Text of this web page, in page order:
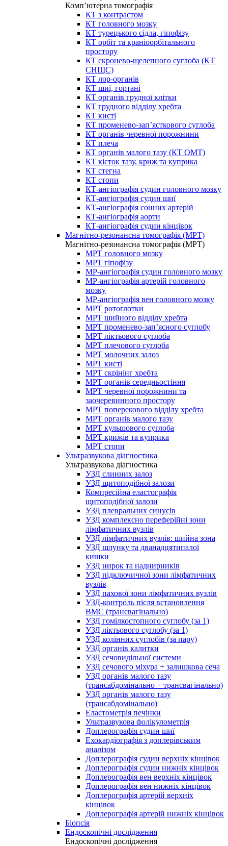
Комп’ютерна томографія
КТ з контрастом
КТ головного мозку
КТ турецького сідла, гіпофізу
КТ орбіт та краніоорбітального
простору
КТ скронево-щелепного суглоба (КТ
СНЩС)
КТ лор-органів
КТ шиї, гортані
КТ органів грудної клітки
КТ грудного відділу хребта
КТ кисті
КТ променево-зап’ясткового суглоба
КТ органів черевної порожнини
КТ плеча
КТ органів малого тазу (КТ ОМТ)
КТ кісток тазу, криж та куприка
КТ стегна
КТ стопи
КТ-ангіографія судин головного мозку
КТ-ангіографія судин шиї
КТ-ангіографія сонних артерій
КТ-ангіографія аорти
КТ-ангіографія судин кінцівок
Магнітно-резонансна томографія (МРТ)
Магнітно-резонансна томографія (МРТ)
МРТ головного мозку
МРТ гіпофізу
МР-ангіографія судин головного мозку
МР-ангіографія артерій головного
мозку
МР-ангіографія вен головного мозку
МРТ ротоглотки
МРТ шийного відділу хребта
МРТ променево-зап’ясного суглобу
МРТ ліктьового суглоба
МРТ плечового суглоба
МРТ молочних залоз
МРТ кисті
МРТ скрінінг хребта
МРТ органів середньостіння
МРТ черевної порожнини та
заочеревинного простору
МРТ поперекового відділу хребта
МРТ органів малого тазу
МРТ кульшового суглоба
МРТ крижів та куприка
МРТ стопи
Ультразвукова діагностика
Ультразвукова діагностика
УЗД слинних залоз
УЗД щитоподібної залози
Компресійна еластографія
щитоподібної залози
УЗД плевральних синусів
УЗД комплексно переферійні зони
лімфатичних вузлів
УЗД лімфатичних вузлів: шийна зона
УЗД шлунку та дванадцятипалої
кишки
УЗД нирок та наднирників
УЗД підключичної зони лімфатичних
вузлів
УЗД пахової зони лімфатичних вузлів
УЗД-контроль після встановлення
ВМС (трансвагінально)
УЗД гомілкостопного суглобу (за 1)
УЗД ліктьового суглобу (за 1)
УЗД колінних суглобів (за пару)
УЗД органів калитки
УЗД сечовидільної системи
УЗД сечового міхура + залишкова сеча
УЗД органів малого тазу
(трансабдомінально + трансвагінально)
УЗД органів малого тазу
(трансабдомінально)
Еластометрія печінки
Ультразвукова фолікулометрія
Доплерографія судин шиї
Ехокардіографія з доплерівським
аналізом
Доплерографія судин верхніх кінцівок
Доплерографія судин нижніх кінцівок
Доплерографія вен верхніх кінцівок
Доплерографія вен нижніх кінцівок
Доплерографія артерій верхніх
кінцівок
Доплерографія артерій нижніх кінцівок
Біопсія
Ендоскопічні дослідження
Ендоскопічні дослідження